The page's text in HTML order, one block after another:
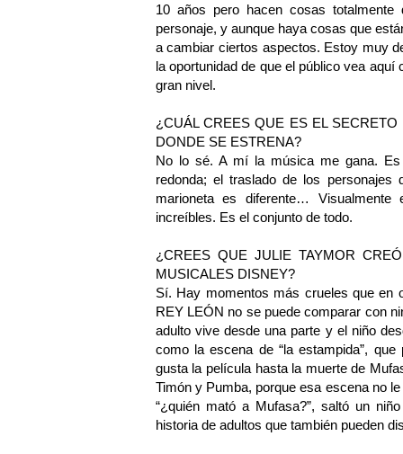
10 años pero hacen cosas
personaje, y aunque haya cosas que
a cambiar ciertos aspectos. Estoy muy
la oportunidad de que el público vea
gran nivel.
¿CUÁL CREES QUE ES EL SECRETO
DONDE SE ESTRENA?
No lo sé. A mí la música me gana.
redonda; el traslado de los
marioneta es diferente…
increíbles. Es el conjunto de todo.
¿CREES QUE JULIE TAYMOR
MUSICALES DISNEY?
Sí. Hay momentos más crueles que en
REY LEÓN no se puede comparar con
adulto vive desde una parte y el niño
como la escena de “la estampida”,
gusta la película hasta la muerte de
Timón y Pumba, porque esa escena no
“¿quién mató a Mufasa?”, saltó un
historia de adultos que también pueden